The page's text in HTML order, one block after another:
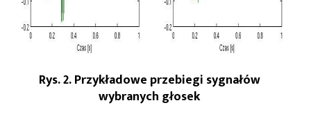
Rys. 2. Przykładowe przebiegi sygnałów
wybranych głosek